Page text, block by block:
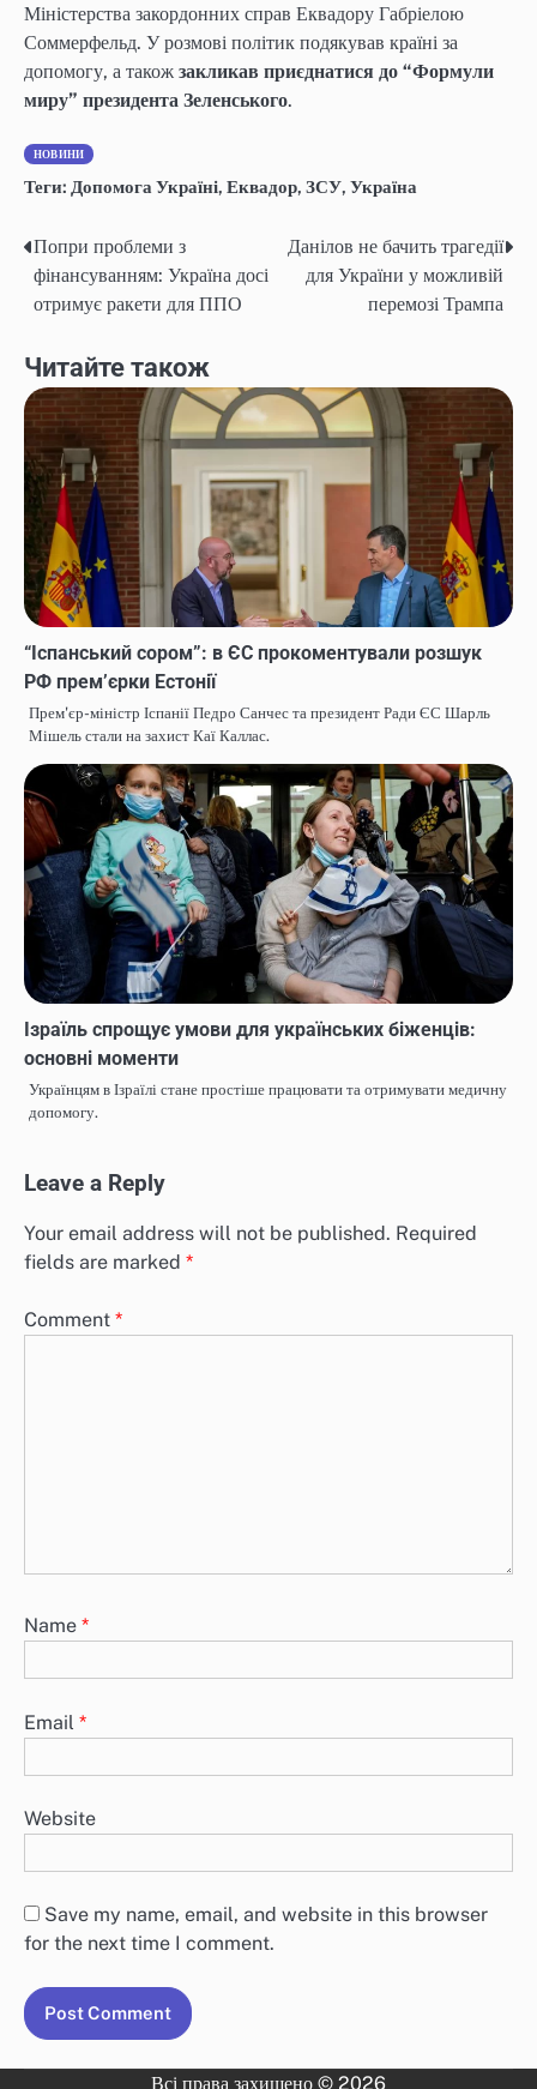
Міністерства закордонних справ Еквадору Габріелою
Соммерфельд. У розмові політик подякував країні за
допомогу, а також закликав приєднатися до “Формули
миру” президента Зеленського.
НОВИНИ
Теги: Допомога Україні, Еквадор, ЗСУ, Україна
Post
navigation
Попри проблеми з
фінансуванням: Україна досі
отримує ракети для ППО
Данілов не бачить трагедії
для України у можливій
перемозі Трампа
Читайте також
“Іспанський сором”: в ЄС прокоментували розшук
РФ прем’єрки Естонії
Прем'єр-міністр Іспанії Педро Санчес та президент Ради ЄС Шарль
Мішель стали на захист Каї Каллас.
Ізраїль спрощує умови для українських біженців:
основні моменти
Українцям в Ізраїлі стане простіше працювати та отримувати медичну
допомогу.
Leave a Reply
Your email address will not be published. Required
fields are marked *
Comment *
Name *
Email *
Website
Save my name, email, and website in this browser
for the next time I comment.
Всі права захищено © 2026